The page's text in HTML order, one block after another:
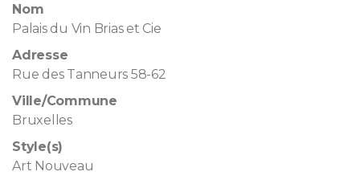
Nom
Palais du Vin Brias et Cie
Adresse
Rue des Tanneurs 58-62
Ville/Commune
Bruxelles
Style(s)
Art Nouveau